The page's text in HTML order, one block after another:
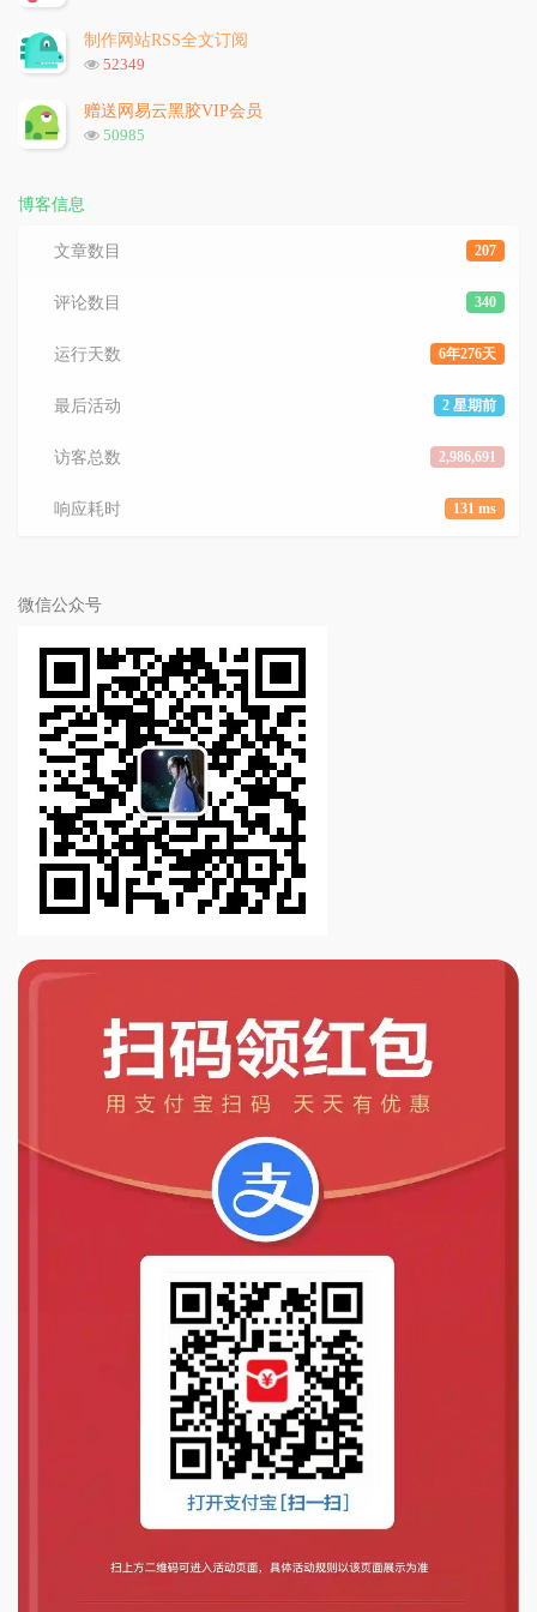
次
数:
制作网站RSS全文订阅
浏
次
数:
52349
赠送网易云黑胶VIP会员
浏
50985
博客信息
207
文章数目
340
评论数目
6年276天
运行天数
2 星期前
最后活动
2,986,691
访客总数
131 ms
响应耗时
微信公众号